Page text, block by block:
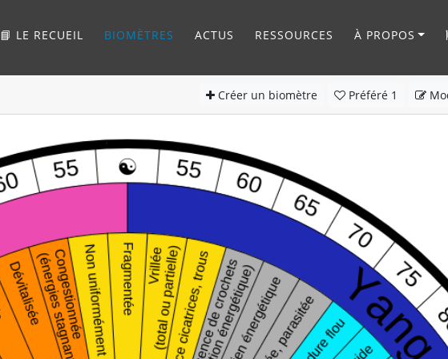
📘 LE RECUEIL BIOMÈTRES ACTUS RESSOURCES À PROPOS
Créer un biomètre Préféré 1